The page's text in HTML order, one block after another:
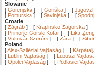
Slovanie
[ Gorenjska ] [ Goriška ] [
[ Pomurska ] [ Savinjska ] [
Croatie
[ Zágráb ] [ Krapinsko-Zagorska ]
[ Primorje-Gorski Kotar ] [ Lika-
[ Vukovár-Szerém ] [ Zára ] [
Poland
[Alsó-Sziléziai Vajdaság ] [
[ Lublini Vajdaság ] [ Lubuszi
[ Opolei Vajdaság ] [ Podlasiei